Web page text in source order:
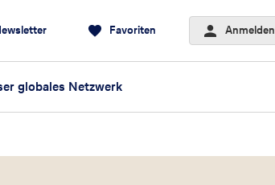
Favoriten Anmelden
globales Netzwerk